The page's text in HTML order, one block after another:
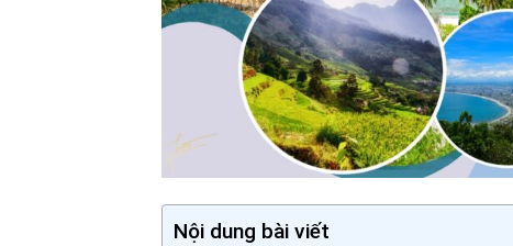
Nội dung bài viết